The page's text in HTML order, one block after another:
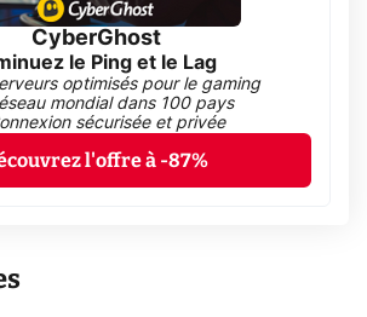
CyberGhost
le Ping et le Lag
optimisés pour le gaming
mondial dans 100 pays
sécurisée et privée
l'offre à -87%